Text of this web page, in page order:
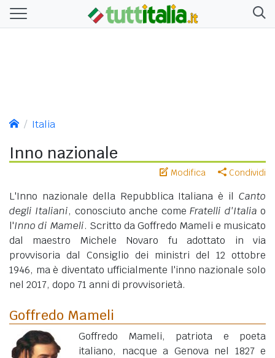
Italia
Inno nazionale
Modifica Condividi
L'Inno nazionale della Repubblica Italiana è il Canto
degli Italiani, conosciuto anche comeFratelli d'Italia o
l'Inno di Mameli. Scritto da Goffredo Mameli e musicato
dal maestro Michele Novaro fu adottato in via
provvisoria dal Consiglio dei ministri del 12 ottobre
1946, ma è diventato ufficialmente l'inno nazionale solo
nel 2017, dopo 71 anni di provvisorietà.
Goffredo Mameli
Goffredo Mameli, patriota e poeta
italiano, nacque a Genova nel 1827 e